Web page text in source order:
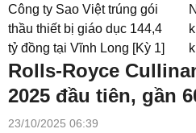
Công ty Sao Việt trúng gói
thầu thiết bị giáo dục 144,4
tỷ đồng tại Vĩnh Long [Kỳ 1]
Rolls-Royce
2025 đầu tiên, gần
23/10/2025 06:39